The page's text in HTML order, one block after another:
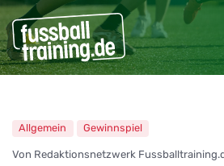
Allgemein Gewinnspiel
Von Redaktionsnetzwerk